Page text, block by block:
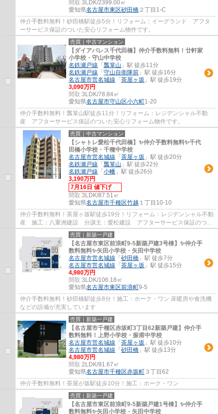
間取:3LDK/2399.00㎡
愛知県名古屋市東区砂田橋 ２丁目1-C
仲介手数料無料！砂田橋駅徒歩5分！リフォーム：イーグランド アフタ
ーサービス保証のついた安心リフォーム物件です。
売買｜中古マンション
【ダイアパレス千代田橋】仲介手数料無料！廿軒家
小学校・守山中学校
名鉄瀬戸線 「 瓢箪山 」駅 徒歩11分
名鉄瀬戸線 「 守山自衛隊前 」駅 徒歩16分
名古屋市営名城線 「 茶屋ヶ坂 」駅 徒歩19分
3,090万円
間取:3LDK/78.84㎡
愛知県名古屋市守山区小六町1-20
仲介手数料無料！瓢箪山駅徒歩11分！リフォーム：レジデンシャル不動
産 アフターサービス保証のついた安心リフォーム物件です。
売買｜中古マンション
【シャトレ愛松千代田橋】✨️仲介手数料無料✨️千代
田橋小学校・千種中学校
名古屋市営名城線 「 茶屋ヶ坂 」駅 徒歩20分
名鉄瀬戸線 「 瓢箪山 」駅 徒歩22分
名鉄瀬戸線 「 小幡 」駅 徒歩26分
3,190万円
7月16日 値下げ
間取:3LDK/87.51㎡
愛知県名古屋市千種区竹越 １丁目10-10
仲介手数料無料！茶屋ヶ坂駅徒歩19分！リフォーム：レジデンシャル不動
産 施工：八重洲建設 分譲主：愛松建設 アフターサービス保証のつい
た安心リフォーム物件です。
売買｜新築一戸建
【名古屋市東区前浪町9-5新築戸建3号棟】✨️仲介手
数料無料✨️矢田小学校・矢田中学校
名古屋市営名城線 「 砂田橋 」駅 徒歩7分
名古屋市営名城線 「 茶屋ヶ坂 」駅 徒歩15分
4,980万円
間取:3LDK/106.18㎡
愛知県名古屋市東区前浪町9-5
仲介手数料無料！砂田橋駅徒歩8分！施工：ホーク・ワン 床暖房や食洗機
などの設備が充実しています
売買｜新築一戸建
【名古屋市千種区赤坂町3丁目62新築戸建】仲介手
数料無料！上野小学校・振甫中学校
名古屋市営名城線 「 茶屋ヶ坂 」駅 徒歩10分
名古屋市営名城線 「 砂田橋 」駅 徒歩13分
4,980万円
間取:2LDK/91.67㎡
愛知県名古屋市千種区赤坂町 ３丁目62
仲介手数料無料！茶屋が坂駅徒歩10分！施工：ホーク・ワン
売買｜新築一戸建
【名古屋市東区前浪町9-5新築戸建1号棟】✨️仲介手
数料無料✨️矢田小学校・矢田中学校